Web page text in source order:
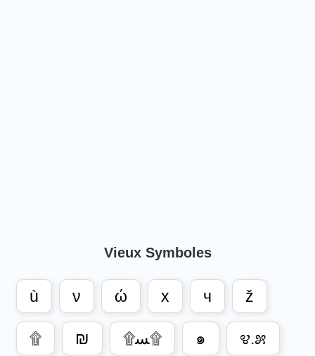
Vieux Symboles
ù ν ώ x ч ž
۩ ₪ ۩ﺴ۩ ๑ ೪.೫